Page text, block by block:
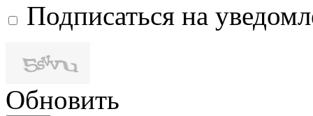
Подписаться на
Обновить